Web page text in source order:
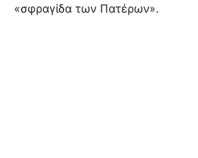
«σφραγίδα των Πατέρων».